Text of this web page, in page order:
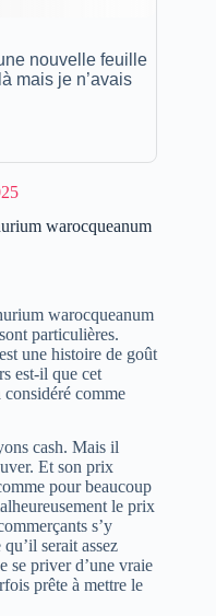
nouvelle feuille
mais je n’avais
warocqueanum
warocqueanum
particulières.
une histoire de goût
est-il que cet
considéré comme
cash. Mais il
Et son prix
pour beaucoup
le prix
s’y
serait assez
se priver d’une vraie
prête à mettre le